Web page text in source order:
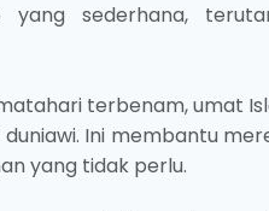
yang sederhana,
terbenam, umat
Ini membantu
yang tidak perlu.